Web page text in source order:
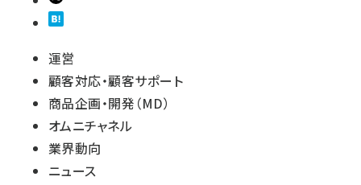
運営
顧客対応・顧客サポート
商品企画・開発（MD）
オムニチャネル
業界動向
ニュース